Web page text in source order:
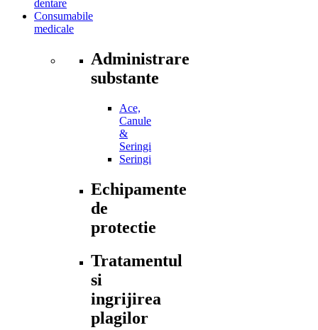
dentare
Consumabile
medicale
Administrare
substante
Ace,
Canule
&
Seringi
Seringi
Echipamente
de
protectie
Tratamentul
si
ingrijirea
plagilor